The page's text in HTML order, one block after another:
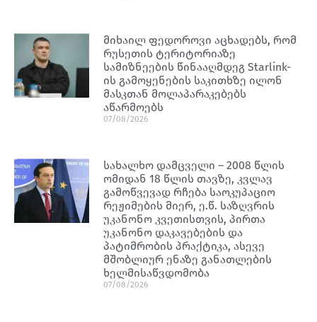
მიხაილ ფედოროვი აცხადებს, რომ
რუსეთის ტერიტორიაზე
სამიზნეების წინააღმდეგ Starlink-
ის გამოყენების საკითხზე ილონ
მასკთან მოლაპარაკებებს
აწარმოებს
07/08/2026
სახალხო დამცველი – 2008 წლის
ომიდან 18 წლის თავზე, კვლავ
გამოწვევად რჩება საოკუპაციო
რეჟიმების მიერ, ე.წ. საზღვრის
უკანონო კვეთისთვის, პირთა
უკანონო დაკავებების და
პატიმრობის პრაქტიკა, ასევე
მშობლიურ ენაზე განათლების
ხელმისაწვდომობა
07/08/2026